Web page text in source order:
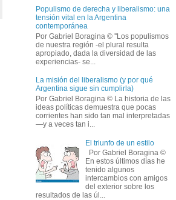
Populismo de derecha y liberalismo: una
tensión vital en la Argentina
contemporánea
Por Gabriel Boragina © ''Los populismos
de nuestra región -el plural resulta
apropiado, dada la diversidad de las
experiencias- se...
La misión del liberalismo (y por qué
Argentina sigue sin cumplirla)
Por Gabriel Boragina © La historia de las
ideas políticas demuestra que pocas
corrientes han sido tan mal interpretadas
—y a veces tan i...
El triunfo de un estilo
Por Gabriel Boragina ©
En estos últimos días he
tenido algunos
intercambios con amigos
del exterior sobre los
resultados de las úl...